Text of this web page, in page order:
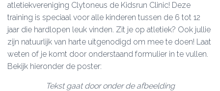
atletiekvereniging Clytoneus de Kidsrun Clinic! Deze
training is speciaal voor alle kinderen tussen de 6 tot 12
jaar die hardlopen leuk vinden. Zit je op atletiek? Ook jullie
zijn natuurlijk van harte uitgenodigd om mee te doen! Laat
weten of je komt door onderstaand formulier in te vullen.
Bekijk hieronder de poster:
Tekst gaat door onder de afbeelding